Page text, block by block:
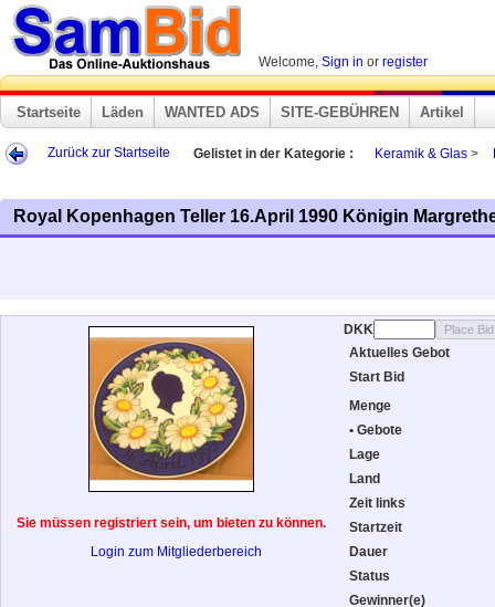
Welcome, Sign in or register
Startseite Läden WANTED ADS SITE-GEBÜHREN Artikel
Zurück zur Startseite Gelistet in der Kategorie : Keramik & Glas >
Royal Kopenhagen Teller 16.April 1990 Königin
Sie müssen registriert sein, um bieten zu können.
Login zum Mitgliederbereich
DKK
Aktuelles Gebot
Start Bid
Menge
• Gebote
Lage
Land
Zeit links
Startzeit
Dauer
Status
Gewinner(e)